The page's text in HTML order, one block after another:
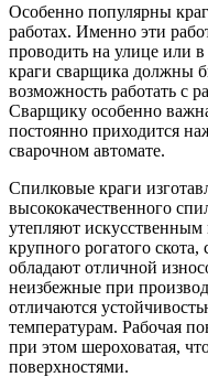
Особенно популярны
работах. Именно эти
проводить на улице или
краги сварщика должны
возможность работать с
Сварщику особенно
постоянно приходится
сварочном автомате.
Спилковые краги
высококачественного
утепляют искусственным
крупного рогатого
обладают отличной
неизбежные при
отличаются
температурам. Рабочая
при этом шероховатая,
поверхностями.